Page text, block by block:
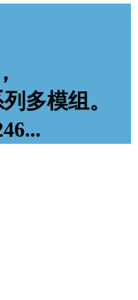
多模组。